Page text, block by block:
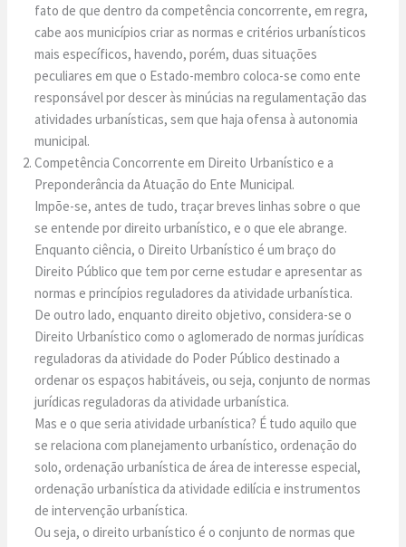
fato de que dentro da competência concorrente, em regra,
cabe aos municípios criar as normas e critérios urbanísticos
mais específicos, havendo, porém, duas situações
peculiares em que o Estado-membro coloca-se como ente
responsável por descer às minúcias na regulamentação das
atividades urbanísticas, sem que haja ofensa à autonomia
municipal.
Competência Concorrente em Direito Urbanístico e a
Preponderância da Atuação do Ente Municipal.
Impõe-se, antes de tudo, traçar breves linhas sobre o que
se entende por direito urbanístico, e o que ele abrange.
Enquanto ciência, o Direito Urbanístico é um braço do
Direito Público que tem por cerne estudar e apresentar as
normas e princípios reguladores da atividade urbanística.
De outro lado, enquanto direito objetivo, considera-se o
Direito Urbanístico como o aglomerado de normas jurídicas
reguladoras da atividade do Poder Público destinado a
ordenar os espaços habitáveis, ou seja, conjunto de normas
jurídicas reguladoras da atividade urbanística.
Mas e o que seria atividade urbanística? É tudo aquilo que
se relaciona com planejamento urbanístico, ordenação do
solo, ordenação urbanística de área de interesse especial,
ordenação urbanística da atividade edilícia e instrumentos
de intervenção urbanística.
Ou seja, o direito urbanístico é o conjunto de normas que